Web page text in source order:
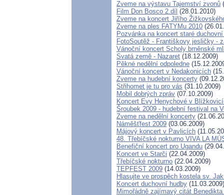
Zveme na výstavu Tajemství zvonů
Film Don Bosco 2.díl (28.01.2010)
Zveme na koncert Jiřího
Zveme na ples FATYMu 2010
Pozvánka na koncert staré
FotoSoutěž - Františkovy jesličky -
Vánoční koncert Scholy brněnské
Svatá země - Nazaret (18.12.2009)
Pěkné nedělní odpoledne
Vánoční koncert v Nedakonicích
Zveme na hudební koncerty
Střihomet je tu pro vás (31.10.2009)
Mobil dobrých zpráv (07.10.2009)
Koncert Evy Henychové v
Šroubek 2009 - hudební festival na
Zveme na nedělní koncerty
Náměšťfest 2009 (03.06.2009)
Májový koncert v Pavlicích
48. Třebíčské nokturno VIVA LA
Benefiční koncert pro Ugandu
Koncert ve Starči (22.04.2009)
Třebíčské nokturno (22.04.2009)
TEPFEST 2009 (14.03.2009)
Hlasujte ve prospěch kostela sv.
Koncert duchovní hudby (11.03.2009)
Mimořádně zajímavý citát